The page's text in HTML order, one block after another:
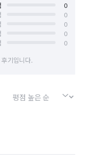
0
0
0
0
0
기입니다.